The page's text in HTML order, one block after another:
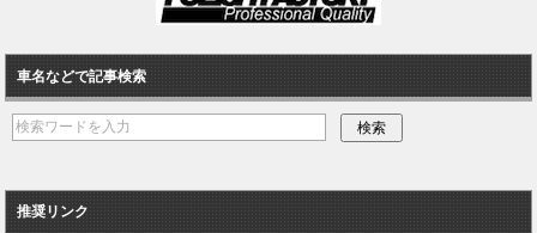
車名などで記事検索
推奨リンク